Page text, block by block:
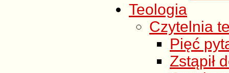
Teologia
Czytelnia
Pięć
Zstąpił